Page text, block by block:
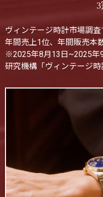
ヴィンテージ時計市場調
年間売上1位、年間販売本
※2025年8月13日~2025年
研究機構「ヴィンテージ